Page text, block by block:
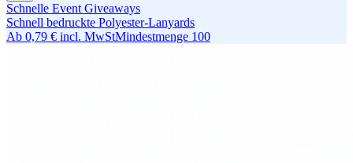
Schnelle Event Giveaways
Schnell bedruckte Polyester-Lanyards
Ab 0,79 € incl. MwStMindestmenge 100